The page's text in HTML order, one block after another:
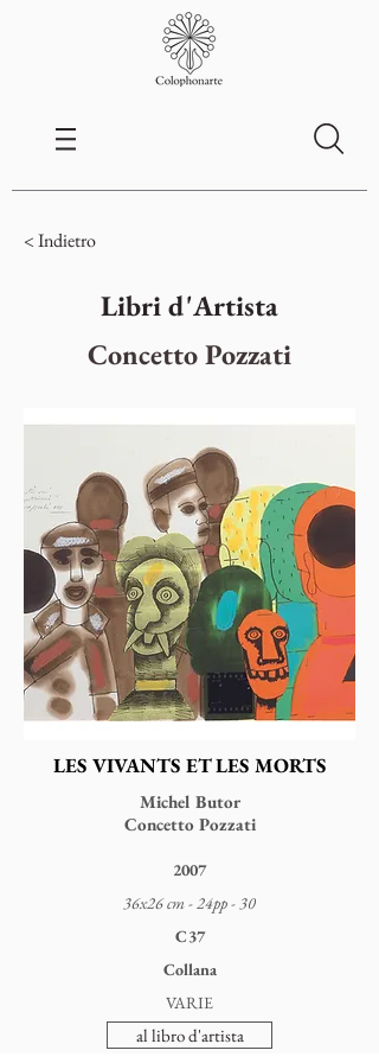
< Indietro
Concetto Pozzati
LES VIVANTS ET LES MORTS
Michel Butor
Concetto Pozzati
2007
36x26 cm - 24pp - 30
C37
Collana
VARIE
al libro d'artista
Libri d'Artista